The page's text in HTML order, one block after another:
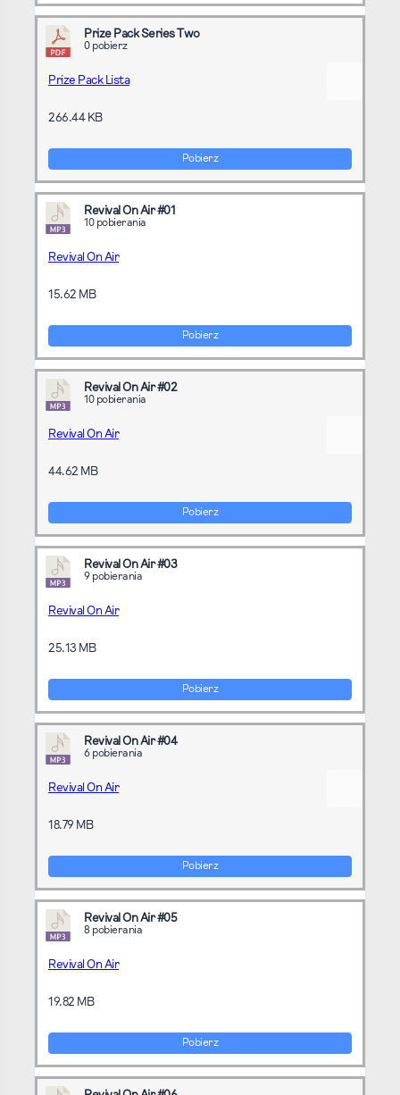
Prize Pack Series Two
0 pobierz
Prize Pack Lista
266.44 KB
Pobierz
Revival On Air #01
10 pobierania
Revival On Air
15.62 MB
Pobierz
Revival On Air #02
10 pobierania
Revival On Air
44.62 MB
Pobierz
Revival On Air #03
9 pobierania
Revival On Air
25.13 MB
Pobierz
Revival On Air #04
6 pobierania
Revival On Air
18.79 MB
Pobierz
Revival On Air #05
8 pobierania
Revival On Air
19.82 MB
Pobierz